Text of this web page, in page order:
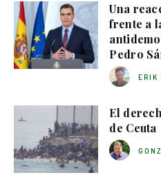
Una
frente a
Pedro
ERIK
El
de Ceuta